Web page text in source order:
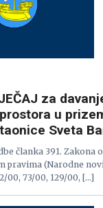
za
u
Sveta
članka 391. Zakona
pravima (Narodne
00, 73/00, 129/00, […]